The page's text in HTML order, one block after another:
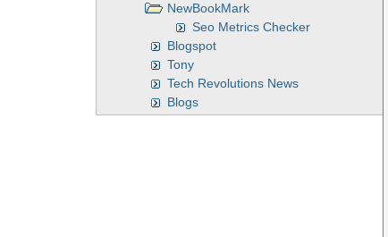
NewBookMark
Seo Metrics Checker
Blogspot
Tony
Tech Revolutions News
Blogs